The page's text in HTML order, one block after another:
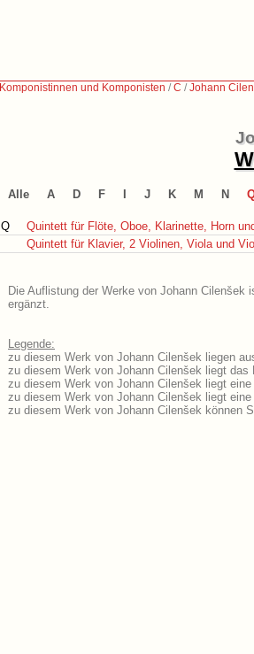
Komponistinnen und Komponisten /C /Johann
Alle A D F J K M N
Q
Quintett für Flöte, Oboe, Klarinette, Horn
Quintett für Klavier, 2 Violinen, Viola und
Die Auflistung der Werke von Johann
ergänzt.
Legende:
zu diesem Werk von Johann Cilenšek liegen
zu diesem Werk von Johann Cilenšek liegt das
zu diesem Werk von Johann Cilenšek liegt
zu diesem Werk von Johann Cilenšek liegt
zu diesem Werk von Johann Cilenšek können